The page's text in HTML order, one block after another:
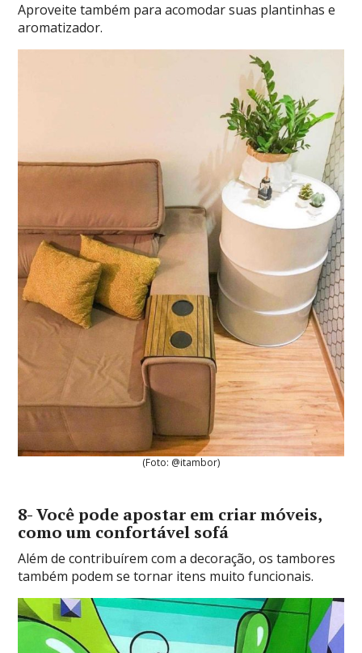
Aproveite também para acomodar suas plantinhas e
aromatizador.
(Foto: @itambor)
8- Você pode apostar em criar móveis,
como um confortável sofá
Além de contribuírem com a decoração, os tambores
também podem se tornar itens muito funcionais.